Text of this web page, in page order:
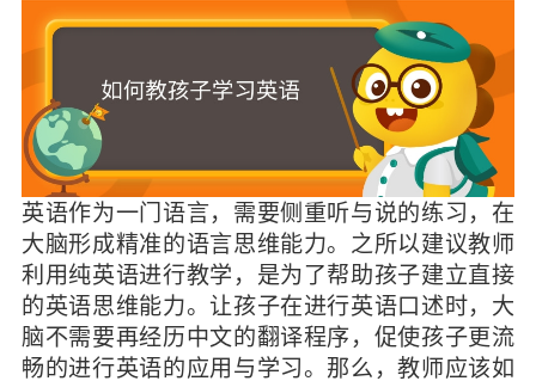
英语作为一门语言，需要侧重听与说的练习，在
大脑形成精准的语言思维能力。之所以建议教师
利用纯英语进行教学，是为了帮助孩子建立直接
的英语思维能力。让孩子在进行英语口述时，大
脑不需要再经历中文的翻译程序，促使孩子更流
畅的进行英语的应用与学习。那么，教师应该如